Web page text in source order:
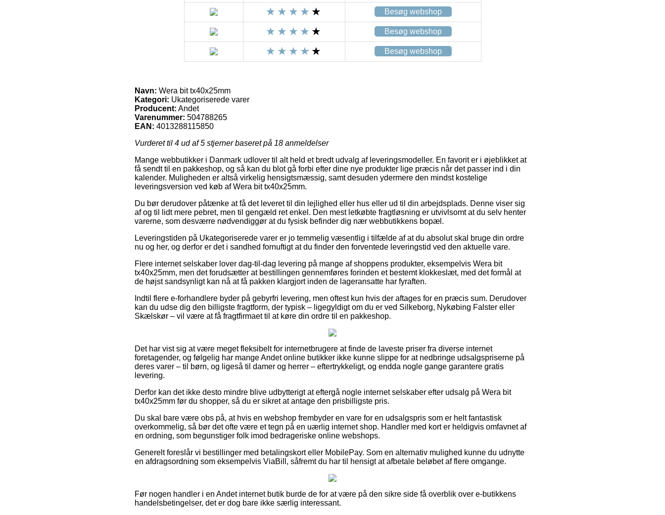
Besøg webshop
Besøg webshop
Besøg webshop
Navn: Wera bit tx40x25mm
Kategori: Ukategoriserede varer
Producent: Andet
Varenummer: 504788265
EAN: 4013288115850
Vurderet til 4 ud af 5 stjerner baseret på 18 anmeldelser
Mange webbutikker i Danmark udlover til alt held et bredt udvalg af leveringsmodeller. En favorit er i øjeblikket at
få sendt til en pakkeshop, og så kan du blot gå forbi efter dine nye produkter lige præcis når det passer ind i din
kalender. Muligheden er altså virkelig hensigtsmæssig, samt desuden ydermere den mindst kostelige
leveringsversion ved køb af Wera bit tx40x25mm.
Du bør derudover påtænke at få det leveret til din lejlighed eller hus eller ud til din arbejdsplads. Denne viser sig
af og til lidt mere pebret, men til gengæld ret enkel. Den mest letkøbte fragtløsning er utvivlsomt at du selv henter
varerne, som desværre nødvendiggør at du fysisk befinder dig nær webbutikkens bopæl.
Leveringstiden på Ukategoriserede varer er jo temmelig væsentlig i tilfælde af at du absolut skal bruge din ordre
nu og her, og derfor er det i sandhed fornuftigt at du finder den forventede leveringstid ved den aktuelle vare.
Flere internet selskaber lover dag-til-dag levering på mange af shoppens produkter, eksempelvis Wera bit
tx40x25mm, men det forudsætter at bestillingen gennemføres forinden et bestemt klokkeslæt, med det formål at
de højst sandsynligt kan nå at få pakken klargjort inden de lageransatte har fyraften.
Indtil flere e-forhandlere byder på gebyrfri levering, men oftest kun hvis der aftages for en præcis sum. Derudover
kan du udse dig den billigste fragtform, der typisk – ligegyldigt om du er ved Silkeborg, Nykøbing Falster eller
Skælskør – vil være at få fragtfirmaet til at køre din ordre til en pakkeshop.
Det har vist sig at være meget fleksibelt for internetbrugere at finde de laveste priser fra diverse internet
foretagender, og følgelig har mange Andet online butikker ikke kunne slippe for at nedbringe udsalgspriserne på
deres varer – til børn, og ligeså til damer og herrer – eftertrykkeligt, og endda nogle gange garantere gratis
levering.
Derfor kan det ikke desto mindre blive udbytterigt at eftergå nogle internet selskaber efter udsalg på Wera bit
tx40x25mm før du shopper, så du er sikret at antage den prisbilligste pris.
Du skal bare være obs på, at hvis en webshop frembyder en vare for en udsalgspris som er helt fantastisk
overkommelig, så bør det ofte være et tegn på en uærlig internet shop. Handler med kort er heldigvis omfavnet af
en ordning, som begunstiger folk imod bedrageriske online webshops.
Generelt foreslår vi bestillinger med betalingskort eller MobilePay. Som en alternativ mulighed kunne du udnytte
en afdragsordning som eksempelvis ViaBill, såfremt du har til hensigt at afbetale beløbet af flere omgange.
Før nogen handler i en Andet internet butik burde de for at være på den sikre side få overblik over e-butikkens
handelsbetingelser, det er dog bare ikke særlig interessant.